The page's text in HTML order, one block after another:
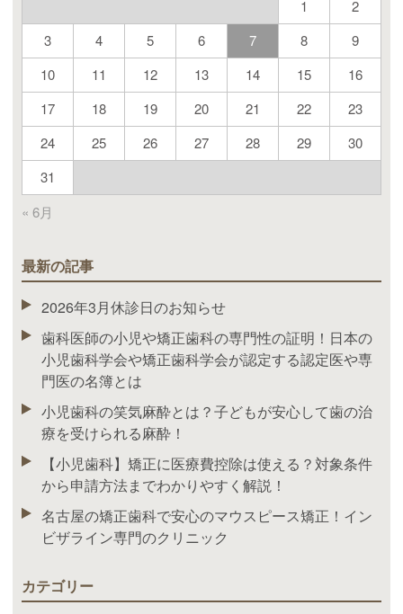
« 6月
1
2
3
4 5 6 7 8
9
10
11 12 13 14 15
16
17
18 19 20 21 22
23
24
25 26 27 28 29
30
31
最新の記事
2026年3月休診日のお知らせ
歯科医師の小児や矯正歯科の専門性の証明！日本の
小児歯科学会や矯正歯科学会が認定する認定医や専
門医の名簿とは
小児歯科の笑気麻酔とは？子どもが安心して歯の治
療を受けられる麻酔！
【小児歯科】矯正に医療費控除は使える？対象条件
から申請方法までわかりやすく解説！
名古屋の矯正歯科で安心のマウスピース矯正！イン
ビザライン専門のクリニック
カテゴリー